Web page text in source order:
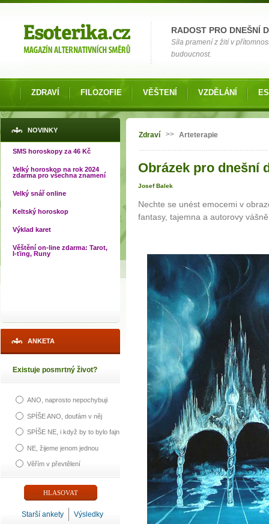
RADOST PRO DNEŠNÍ
Síla pramení z žití v
budoucnost.
ZDRAVÍ FILOZOFIE VĚŠTENÍ VZDĚLÁNÍ
NOVINKY
SMS horoskopy za 46 Kč
Velký horoskop na rok 2024
zdarma pro všechna znamení
Velký snář online
Keltský horoskop
Výklad karet
Věštění on-line zdarma: Tarot,
I-ťing, Runy
ANKETA
Existuje posmrtný život?
ANO, naprosto nepochybuji
SPÍŠE ANO, doufám v něj
SPÍŠE NE, i když by to bylo fajn
NE, žijeme jenom jednou
Věřím v převtělení
Starší ankety Výsledky
Jste zde
Zdraví >> Arteterapie
Obrázek pro dnešní
Josef Balek
Nechte se unést emocemi v
fantasy, tajemna a autorovy